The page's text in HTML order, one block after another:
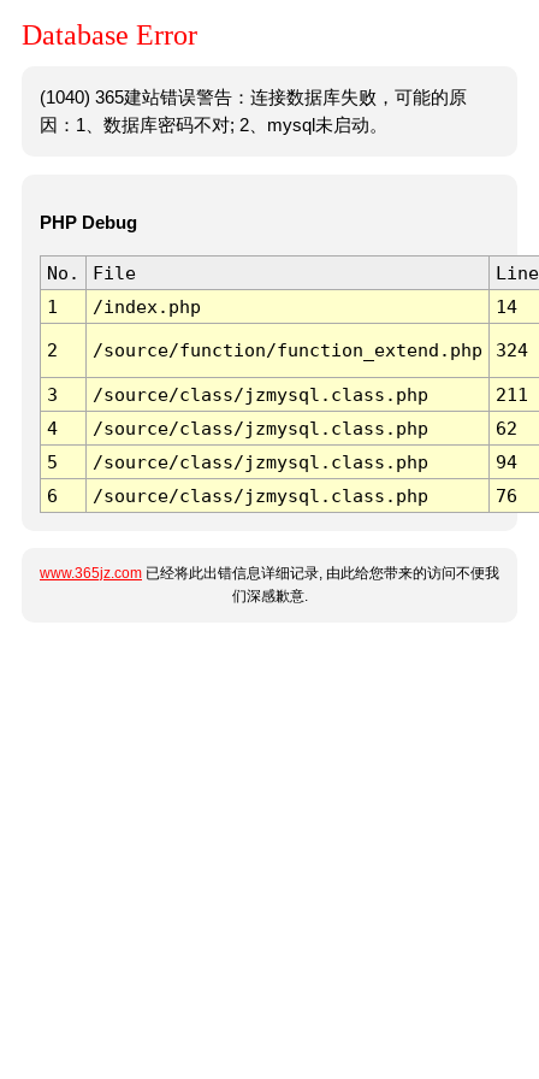
Database Error
(1040) 365建站错误警告：连接数据库失败，可能的原
因：1、数据库密码不对; 2、mysql未启动。
PHP Debug
No. File
Line
1
/index.php 14
2 /source/function/function_extend.php 324
3 /source/class/jzmysql.class.php
211
4
/source/class/jzmysql.class.php
62
5
/source/class/jzmysql.class.php
94
6
/source/class/jzmysql.class.php 76
www.365jz.com 已经将此出错信息详细记录, 由此给您带来的访问不便我
们深感歉意.